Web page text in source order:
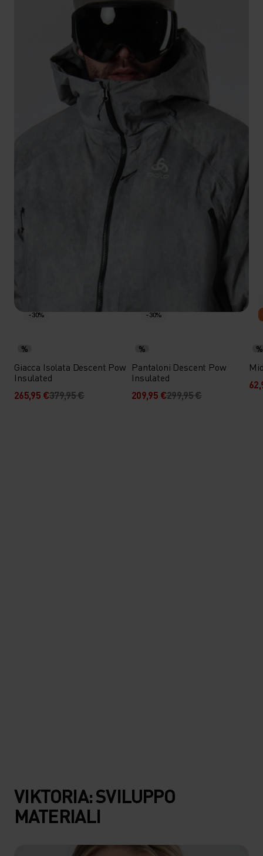
-30%
%
Giacca Isolata Descent Pow
Insulated
265,95 €379,95 €
-30%
%
Pantaloni Descent Pow
Insulated
209,95 €299,95 €
%
VIKTORIA: SVILUPPO
MATERIALI